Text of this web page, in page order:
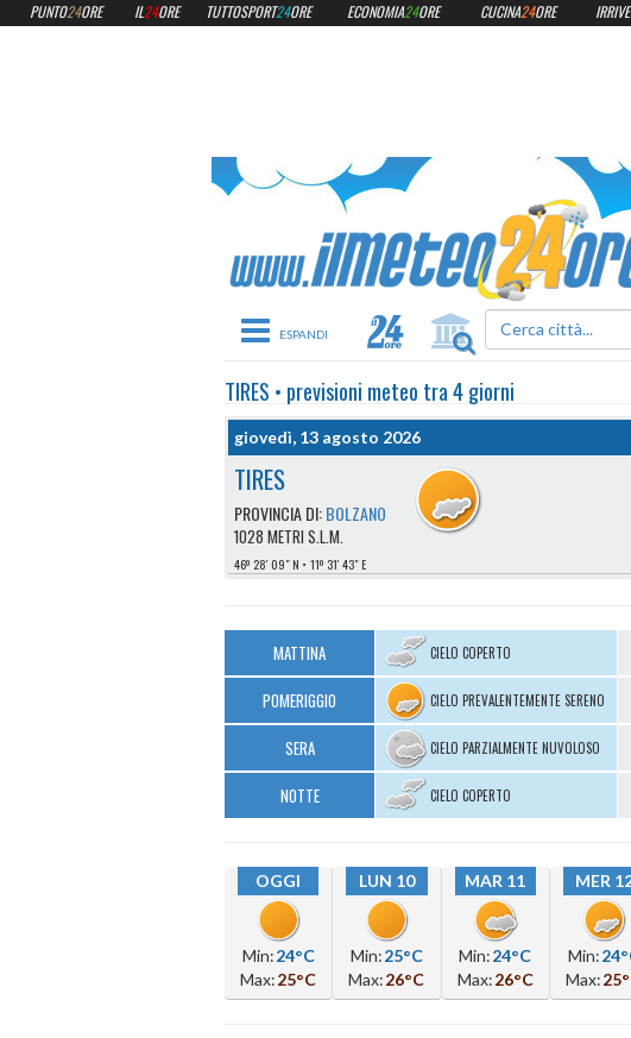
Toggle navigation
TIRES • previsioni meteo tra 4 giorni
giovedì, 13 agosto 2026
TIRES
PROVINCIA DI:BOLZANO
1028 METRI S.L.M.
46º 28′ 09″ N 11º 31′ 43″ E
MATTINA CIELO COPERTO
POMERIGGIO CIELO PREVALENTEMENTE SERENO
SERA CIELO PARZIALMENTE NUVOLOSO
NOTTE CIELO COPERTO
OGGI
Min:24°C
Max:25°C
LUN 10
Min:25°C
Max:26°C
MAR 11
Min:24°C
Max:26°C
MER
Min:
Max:
PUNTO24ORE IL24ORE TUTTOSPORT24ORE ECONOMIA24ORE CUCINA24ORE